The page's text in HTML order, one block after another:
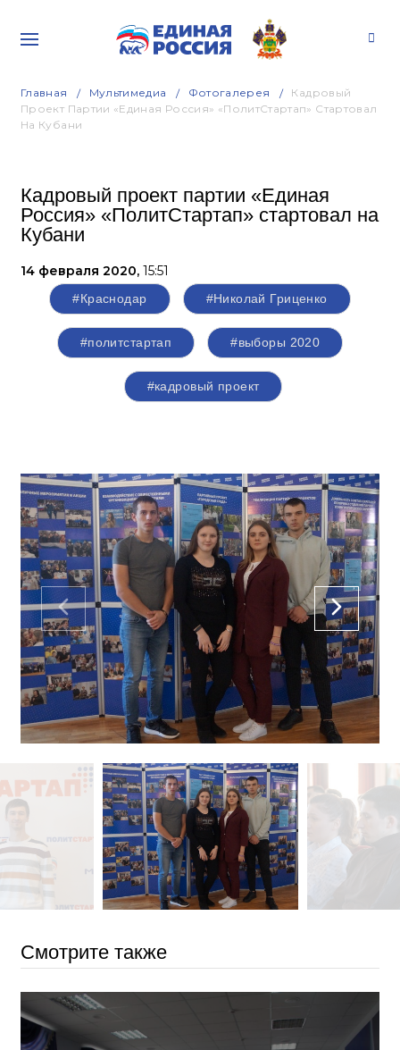
Главная Мультимедиа Фотогалерея
Кадровый
Проект Партии «Единая Россия» «ПолитСтартап» Стартовал
На Кубани
Кадровый проект партии «Единая
Россия» «ПолитСтартап» стартовал на
Кубани
14 февраля 2020, 15:51
#Краснодар #Николай Гриценко
#политстартап #выборы 2020
#кадровый проект
Смотрите также